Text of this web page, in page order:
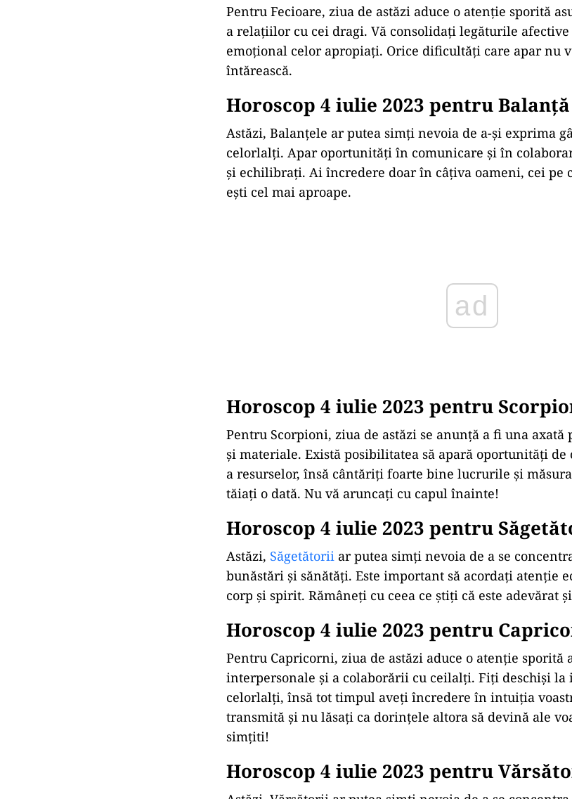
Pentru Fecioare, ziua de astăzi aduce o atenție sporită
a relațiilor cu cei dragi. Vă consolidaţi legăturile
emoțional celor apropiați. Orice dificultăți care apar nu
întărească.
Horoscop 4 iulie 2023 pentru Balanţă
Astăzi, Balanțele ar putea simți nevoia de a-și exprima
celorlalți. Apar oportunități în comunicare și în
și echilibrați. Ai încredere doar în câțiva oameni, cei pe
ești cel mai aproape.
ad
Horoscop 4 iulie 2023 pentru
Pentru Scorpioni, ziua de astăzi se anunță a fi una axată
și materiale. Există posibilitatea să apară oportunități de
a resurselor, însă cântăriți foarte bine lucrurile și
tăiați o dată. Nu vă aruncați cu capul înainte!
Horoscop 4 iulie 2023 pentru
Astăzi, Săgetătorii ar putea simți nevoia de a se
bunăstări și sănătăți. Este important să acordați atenție
corp și spirit. Rămâneți cu ceea ce știți că este adevărat
Horoscop 4 iulie 2023 pentru
Pentru Capricorni, ziua de astăzi aduce o atenție
interpersonale și a colaborării cu ceilalți. Fiți deschiși la
celorlalți, însă tot timpul aveți încredere în intuiția
transmită și nu lăsați ca dorințele altora să devină ale
simțiti!
Horoscop 4 iulie 2023 pentru